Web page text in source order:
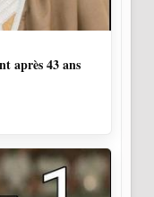
après 43 ans